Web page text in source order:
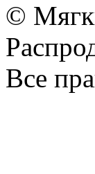
©
Все